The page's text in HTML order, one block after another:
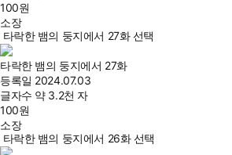
100원
소장
타락한 뱀의 둥지에서 27화 선택
타락한 뱀의 둥지에서 27화
등록일 2024.07.03
글자수 약 3.2천 자
100원
소장
타락한 뱀의 둥지에서 26화 선택